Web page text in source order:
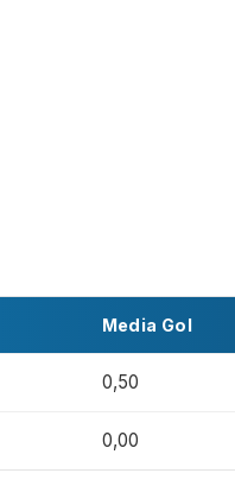
Media Gol
0,50
0,00